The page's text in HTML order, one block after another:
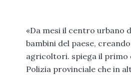
«Da mesi il centro urbano
bambini del paese,
agricoltori. spiega il primo
Polizia provinciale che in